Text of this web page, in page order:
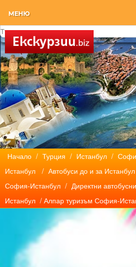
МЕНЮ
Начало / Турция / Истанбул /
Истанбул
/ Автобуси до и за Истанбул
София-Истанбул / Директни
Истанбул / Алпар туризъм София-